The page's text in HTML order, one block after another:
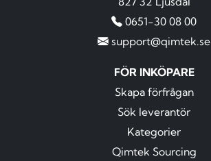
0651-30 08 00
support@qimtek.se
FÖR INKÖPARE
Skapa förfrågan
Sök leverantör
Kategorier
Qimtek Sourcing